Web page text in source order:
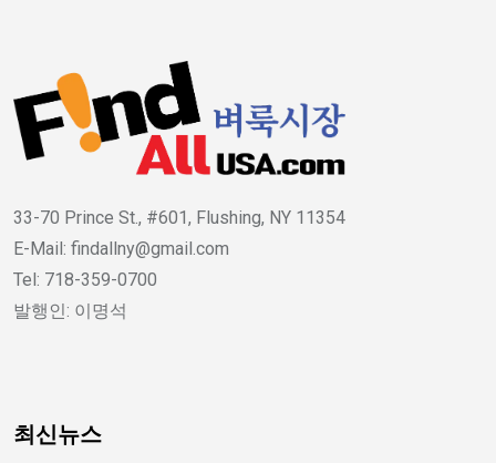
33-70 Prince St., #601, Flushing, NY 11354
E-Mail: findallny@gmail.com
Tel: 718-359-0700
발행인: 이명석
최신뉴스